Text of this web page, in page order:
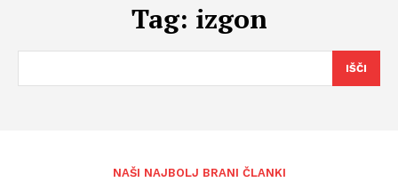
Tag: izgon
IŠČI
NAŠI NAJBOLJ BRANI ČLANKI